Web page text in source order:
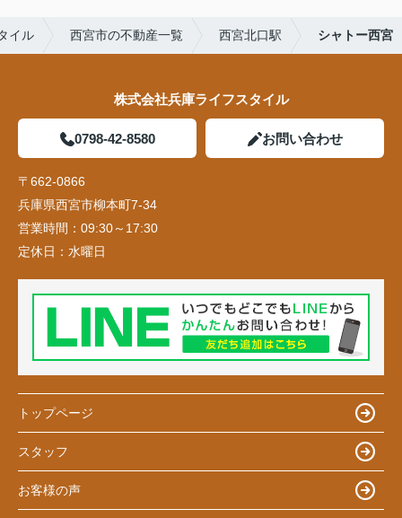
イル 西宮市の不動産一覧 西宮北口駅 シャトー西宮
株式会社兵庫ライフスタイル
0798-42-8580 お問い合わせ
〒662-0866
兵庫県西宮市柳本町7-34
営業時間： 09:30～17:30
定休日： 水曜日
トップページ
スタッフ
お客様の声